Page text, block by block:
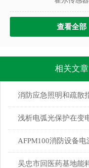
查看全部
相关文章
浅析电弧光保护在变